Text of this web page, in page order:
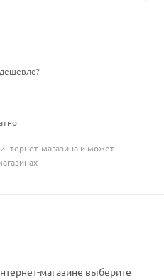
магазина и может
магазине выберите